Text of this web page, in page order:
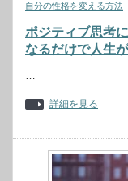
自分の性格を変える方法
ポジティブ思考
なるだけで人生
…
詳細を見る